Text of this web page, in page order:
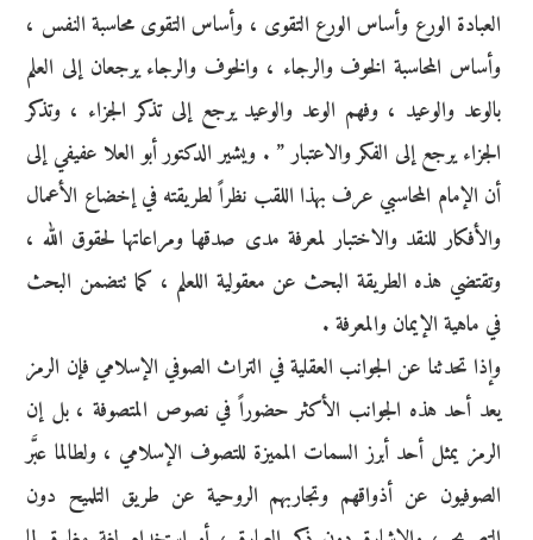
العبادة الورع وأساس الورع التقوى ، وأساس التقوى محاسبة النفس ،
وأساس المحاسبة الخوف والرجاء ، والخوف والرجاء يرجعان إلى العلم
بالوعد والوعيد ، وفهم الوعد والوعيد يرجع إلى تذكر الجزاء ، وتذكر
الجزاء يرجع إلى الفكر والاعتبار ” . ويشير الدكتور أبو العلا عفيفي إلى
أن الإمام المحاسبي عرف بهذا اللقب نظراً لطريقته في إخضاع الأعمال
والأفكار للنقد والاختبار لمعرفة مدى صدقها ومراعاتها لحقوق الله ،
وتقتضي هذه الطريقة البحث عن معقولية اللعلم ، كما تتضمن البحث
في ماهية الإيمان والمعرفة .
وإذا تحدثنا عن الجوانب العقلية في التراث الصوفي الإسلامي فإن الرمز
يعد أحد هذه الجوانب الأكثر حضوراً في نصوص المتصوفة ، بل إن
الرمز يمثل أحد أبرز السمات المميزة للتصوف الإسلامي ، ولطالما عبَّر
الصوفيون عن أذواقهم وتجاربهم الروحية عن طريق التلميح دون